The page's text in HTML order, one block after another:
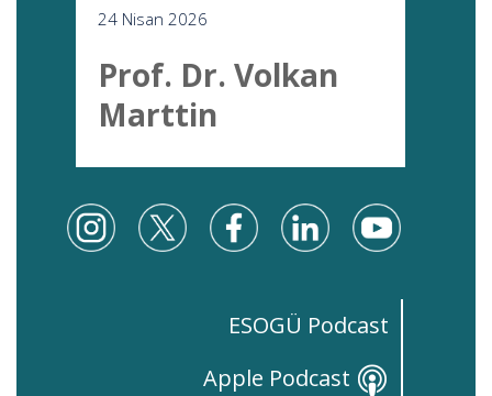
24 Nisan 2026
Prof. Dr. Volkan
Marttin
ESOGÜ Podcast
Apple Podcast